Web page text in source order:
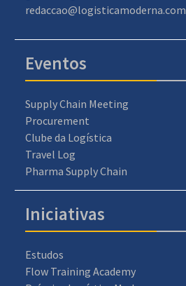
redaccao@logisticamoderna.com
Eventos
Supply Chain Meeting
Procurement
Clube da Logística
Travel Log
Pharma Supply Chain
Iniciativas
Estudos
Flow Training Academy